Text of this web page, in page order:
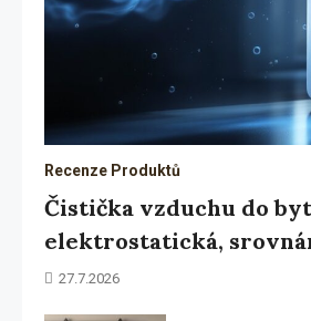
Recenze Produktů
Čistička vzduchu do
elektrostatická,
27.7.2026